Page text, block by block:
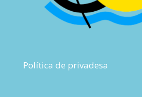
Política de privadesa